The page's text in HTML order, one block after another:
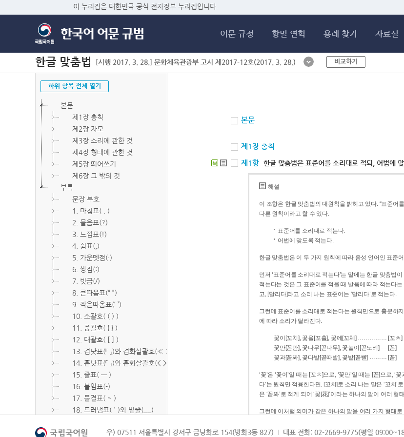
이 누리집은 대한민국 공식 전자정부 누리집입니다.
어문 규정 항별 연혁 용례 찾기 자료실
한글 맞춤법 [시행 2017. 3. 28.] 문화체육관광부 고시 제2017-12호(2017. 3. 28.) 비교하기
하위 항목 전체 열기
본문
제1장 총칙
제2장 자모
제3장 소리에 관한 것
제4장 형태에 관한 것
제5장 띄어쓰기
제6장 그 밖의 것
부록
문장 부호
1. 마침표( . )
2. 물음표(?)
3. 느낌표(!)
4. 쉼표(,)
5. 가운뎃점(·)
6. 쌍점(:)
7. 빗금(/)
8. 큰따옴표(“ ”)
9. 작은따옴표(‘ ’)
10. 소괄호( ( ) )
11. 중괄호( { } )
12. 대괄호( [ ] )
13. 겹낫표(『 』)와 겹화살괄호(≪ ≫)
14. 홑낫표(「 」)와 홑화살괄호(< >)
15. 줄표( ― )
16. 붙임표(-)
17. 물결표( ~ )
18. 드러냄표( ˙ )와 밑줄(__)
20. 빠짐표( □ )
본문
제1장 총칙
북 제1항 한글 맞춤법은 표준어를 소리대로 적되, 어법에
해설
이 조항은 한글 맞춤법의 대원칙을 밝히고 있다. “표준어
다른 원칙이라고 할 수 있다.
표준어를 소리대로 적는다.
어법에 맞도록 적는다.
한글 맞춤법은 이 두 가지 원칙에 따라 음성 언어인 표준
먼저 ‘표준어를 소리대로 적는다’는 말에는 한글 맞춤법
적는다는 것은 그 표준어를 적을 때 발음에 따라 적는다는 뜻이다. 이를테면 [나무]라고 소리 나는 표준어
고, [달리다]라고 소리 나는 표준어는 ‘달리다’로 적는다.
그런데 표준어를 소리대로 적는다는 원칙만으로 충분하
에 따라 소리가 달라진다.
꽃이[꼬치], 꽃을[꼬츨], 꽃에[꼬체] …………… [꼬ㅊ]
꽃만[꼰만], 꽃나무[꼰나무], 꽃놀이[꼰노리] … [꼰]
꽃과[꼳꽈], 꽃다발[꼳따발], 꽃밭[꼳빧] ……… [꼳]
‘꽃’은 ‘꽃이’일 때는 [꼬ㅊ]으로, ‘꽃만’일 때는 [꼰]으로,
다’는 원칙만 적용한다면, [꼬치]로 소리 나는 말은 ‘꼬치’로, [꼰만]으로 소리 나는 말은 ‘꼰만’으로, [꼳꽈]로 소리 나는
은 ‘꼳꽈’로 적게 되어 ‘꽃[花]’이라는 하나의 말이 여러 형
그런데 이처럼 의미가 같은 하나의 말을 여러 가지 형태
되게 적는 것이 의미를 파악하는 데 효과적이다.
우) 07511 서울특별시 강서구 금낭화로 154(방화3동 827) 대표 전화: 02-2669-9775(평일